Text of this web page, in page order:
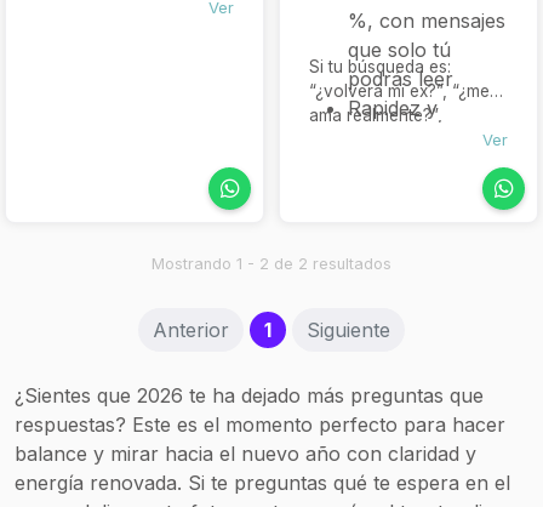
consultas más
personalizadas
por tarifas
mayores
Ver
%, con mensajes
que solo tú
podrás leer
Rapidez y
porque muchas
luz que nos guíe
sido elegida
“Top 10
tarotistas del
amor en España”
Si tu búsqueda es:
“¿volverá mi ex?”, “¿me
ama realmente?”,
“¿puedo confiar en esta
con tu camino amoroso.
Ver
Mostrando 1 - 2 de 2 resultados
Anterior 1(current)
Siguiente
¿Sientes que 2026 te ha dejado más preguntas que
respuestas? Este es el momento perfecto para hacer
balance y mirar hacia el nuevo año con claridad y
energía renovada. Si te preguntas qué te espera en el